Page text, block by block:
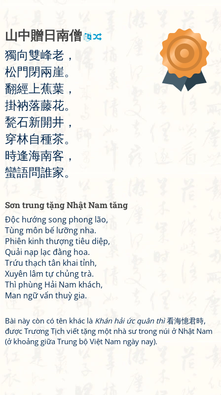
山中贈 日 南僧
獨向雙峰老 ，
松門 閉兩崖。
翻經 上蕉葉 ，
掛衲落藤花。
甃石新開井 ，
穿林自種茶。
時逢海南客 ，
蠻語問誰家。
Sơn trung tặng Nhật Nam tăng
Độc hướng song phong lão,
Tùng môn bế lưỡng nha.
Phiên kinh thượng tiêu diệp,
Quải nạp lạc đằng hoa.
Trứu thạch tân khai tỉnh,
Xuyên lâm tự chủng trà.
Thì phùng Hải Nam khách,
Man ngữ vấn thuỳ gia.
Bài này còn có tên khác là Khán hải ức quân thì看海憶君時,
được Trương Tịch viết tặng một nhà sư trong núi ở Nhật Nam
(ở khoảng giữa Trung bộ Việt Nam ngày nay).